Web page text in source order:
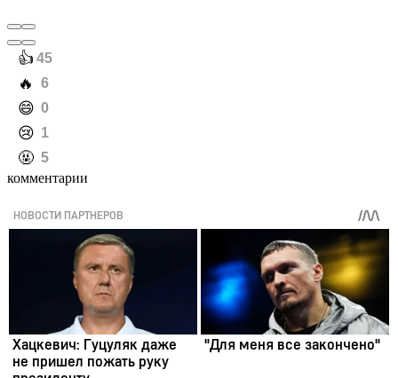
️👍 45
️🔥 6
️😄 0
️😢 1
️🤬 5
комментарии